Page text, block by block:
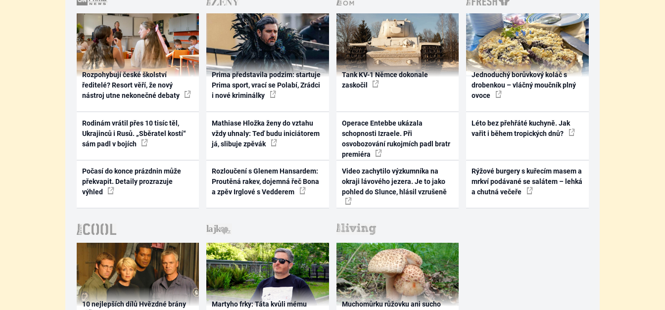
Rozpohybují české školství
ředitelé? Resort věří, že nový
nástroj utne nekonečné debaty
Rodinám vrátil přes 10 tisíc těl,
Ukrajinců i Rusů. „Sběratel kostí“
sám padl v bojích
Počasí do konce prázdnin může
překvapit. Detaily prozrazuje
výhled
Prima představila podzim: startuje
Prima sport, vrací se Polabí, Zrádci
i nové kriminálky
Mathiase Hložka ženy do vztahu
vždy uhnaly: Teď budu iniciátorem
já, slibuje zpěvák
Rozloučení s Glenem Hansardem:
Proutěná rakev, dojemná řeč Bona
a zpěv Irglové s Vedderem
Tank KV-1 Němce dokonale
zaskočil
Operace Entebbe ukázala
schopnosti Izraele. Při
osvobozování rukojmích padl bratr
premiéra
Video zachytilo výzkumníka na
okraji lávového jezera. Je to jako
pohled do Slunce, hlásil vzrušeně
Jednoduchý borůvkový koláč s
drobenkou – vláčný moučník plný
ovoce
Léto bez přehřáté kuchyně. Jak
vařit i během tropických dnů?
Rýžové burgery s kuřecím masem a
mrkví podávané se salátem – lehká
a chutná večeře
10 nejlepších dílů Hvězdné brány
Martyho frky: Táta kvůli mému
Muchomůrku růžovku ani sucho